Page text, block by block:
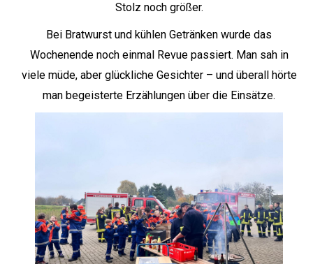
Stolz noch größer.
Bei Bratwurst und kühlen Getränken wurde das
Wochenende noch einmal Revue passiert. Man sah in
viele müde, aber glückliche Gesichter – und überall hörte
man begeisterte Erzählungen über die Einsätze.